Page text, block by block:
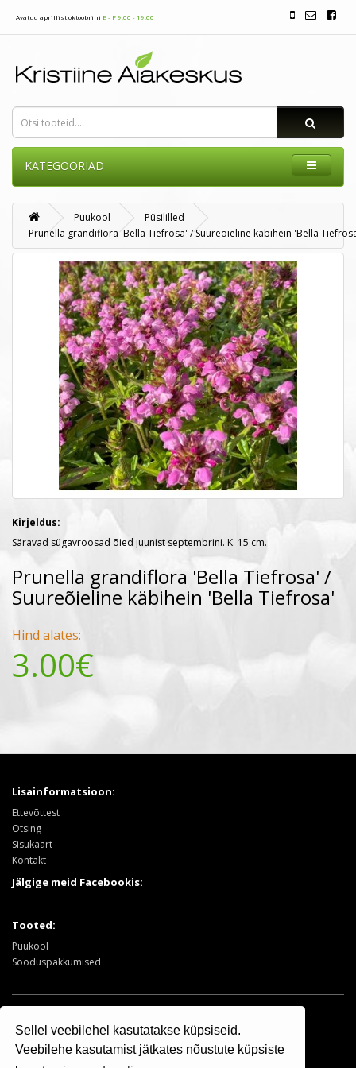
Sellel veebilehel kasutatakse küpsiseid.
Veebilehe kasutamist jätkates nõustute küpsiste
Avatud aprillist oktoobrini E - P 9.00 - 19.00
KATEGOORIAD
Puukool
Püsililled
Prunella grandiflora 'Bella Tiefrosa' / Suureõieline käbihein 'Bella
Kirjeldus:
Säravad sügavroosad õied juunist septembrini. K. 15 cm.
Prunella grandiflora 'Bella Tiefrosa' /
Suureõieline käbihein 'Bella Tiefrosa'
3.00€
Hind alates:
Lisainformatsioon:
Ettevõttest
Otsing
Sisukaart
Kontakt
Jälgige meid Facebookis:
Tooted:
Puukool
Sooduspakkumised